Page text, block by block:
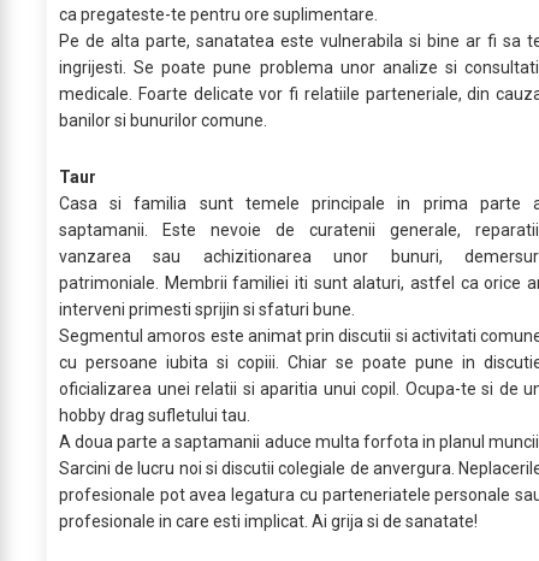
ca pregateste-te pentru ore suplimentare.
Pe de alta parte, sanatatea este vulnerabila si bine ar fi sa
ingrijesti. Se poate pune problema unor analize si
medicale. Foarte delicate vor fi relatiile parteneriale, din
banilor si bunurilor comune.
Taur
Casa si familia sunt temele principale in prima parte
saptamanii. Este nevoie de curatenii generale,
vanzarea sau achizitionarea unor bunuri,
patrimoniale. Membrii familiei iti sunt alaturi, astfel ca orice
interveni primesti sprijin si sfaturi bune.
Segmentul amoros este animat prin discutii si activitati
cu persoane iubita si copiii. Chiar se poate pune in
oficializarea unei relatii si aparitia unui copil. Ocupa-te si de
hobby drag sufletului tau.
A doua parte a saptamanii aduce multa forfota in planul
Sarcini de lucru noi si discutii colegiale de anvergura.
profesionale pot avea legatura cu parteneriatele personale
profesionale in care esti implicat. Ai grija si de sanatate!